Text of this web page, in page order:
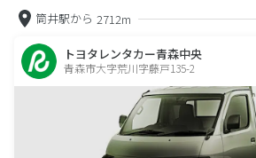
筒井駅から 2712m
トヨタレンタカー青森中央
青森市大字荒川字藤戸135-2